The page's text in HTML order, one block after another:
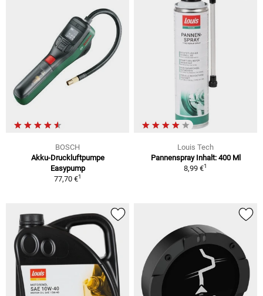
BOSCH
Akku-Druckluftpumpe
Easypump
77,70 €1
Louis Tech
Pannenspray Inhalt: 400 Ml
8,99 €1